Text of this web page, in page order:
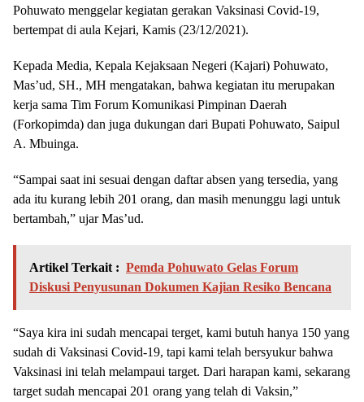
Pohuwato menggelar kegiatan gerakan Vaksinasi Covid-19,
bertempat di aula Kejari, Kamis (23/12/2021).
Kepada Media, Kepala Kejaksaan Negeri (Kajari) Pohuwato,
Mas’ud, SH., MH mengatakan, bahwa kegiatan itu merupakan
kerja sama Tim Forum Komunikasi Pimpinan Daerah
(Forkopimda) dan juga dukungan dari Bupati Pohuwato, Saipul
A. Mbuinga.
“Sampai saat ini sesuai dengan daftar absen yang tersedia, yang
ada itu kurang lebih 201 orang, dan masih menunggu lagi untuk
bertambah,” ujar Mas’ud.
Artikel Terkait : Pemda Pohuwato Gelas Forum
Diskusi Penyusunan Dokumen Kajian Resiko Bencana
“Saya kira ini sudah mencapai terget, kami butuh hanya 150 yang
sudah di Vaksinasi Covid-19, tapi kami telah bersyukur bahwa
Vaksinasi ini telah melampaui target. Dari harapan kami, sekarang
target sudah mencapai 201 orang yang telah di Vaksin,”